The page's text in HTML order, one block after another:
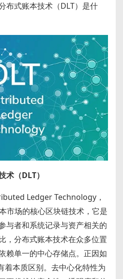
布式账本技术（DLT）是什
术（DLT）
Ledger Technology，
市场的核心区块链技术，它是
与者和系统记录与资产相关的
，分布式账本技术在众多位置
赖单一的中心存储点。正因如
着本质区别。去中心化特性为